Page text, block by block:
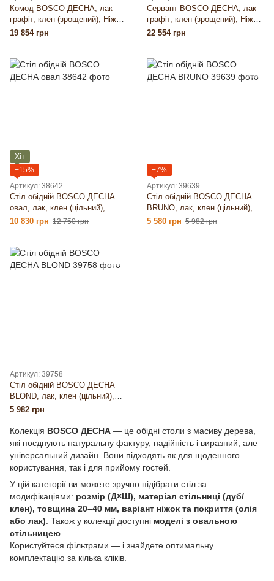
Комод BOSCO ДЕСНА, лак
графіт, клен (зрощений), Ніжки
— прямі, 26мм, 2000×435, 96 кг
19 854 грн
Сервант BOSCO ДЕСНА, лак
графіт, клен (зрощений), Ніжки
— прямі, 26мм, 1030×435, 82 кг
22 554 грн
Хіт
−15%
Артикул: 38642
Стіл обідній BOSCO ДЕСНА
овал, лак, клен (цільний),
Ніжки — круглі (Д), 40мм,
10 830 грн 12 750 грн
−7%
Артикул: 39639
Стіл обідній BOSCO ДЕСНА
BRUNO, лак, клен (цільний),
Ніжки — круглі (Д), 40мм,
5 580 грн 5 982 грн
Артикул: 39758
Стіл обідній BOSCO ДЕСНА
BLOND, лак, клен (цільний),
Ніжки — круглі (Д), 40мм,
5 982 грн
Колекція BOSCO ДЕСНА — це обідні столи з масиву дерева,
які поєднують натуральну фактуру, надійність і виразний, але
універсальний дизайн. Вони підходять як для щоденного
користування, так і для прийому гостей.
У цій категорії ви можете зручно підібрати стіл за
модифікаціями: розмір (Д×Ш), матеріал стільниці (дуб/
клен), товщина 20–40 мм, варіант ніжок та покриття (олія
або лак) . Також у колекції доступні моделі з овальною
стільницею
Користуйтеся фільтрами — і знайдете оптимальну
комплектацію за кілька кліків.